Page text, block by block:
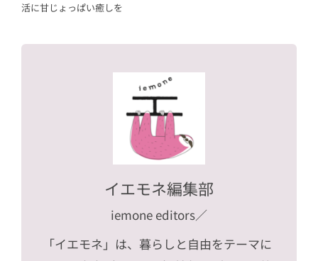
活に甘じょっぱい癒しを
イエモネ編集部
iemone editors／
「イエモネ」は、暮らしと自由をテーマに